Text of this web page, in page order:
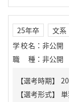
25年卒 文系
学校名 ： 非公開
職種 ： 非公開